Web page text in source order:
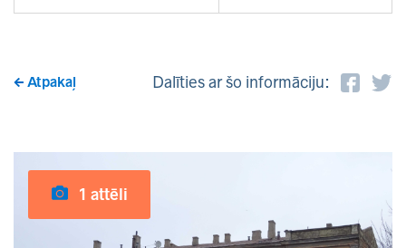
Atpakaļ Dalīties ar šo informāciju:
1 attēli